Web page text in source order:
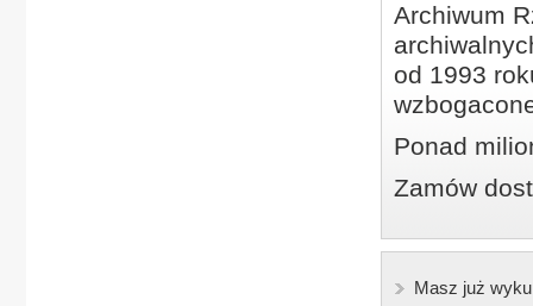
Archiwum
od 1993
Ponad
Zamów
Masz już